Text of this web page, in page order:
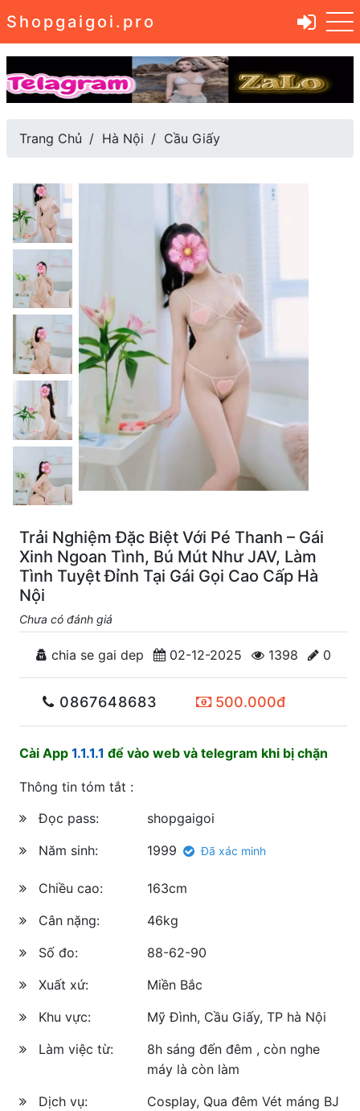
Shopgaigoi.pro
Trang Chủ Hà Nội Cầu Giấy
Trải Nghiệm Đặc Biệt Với Pé Thanh – Gái
Xinh Ngoan Tình, Bú Mút Như JAV, Làm
Tình Tuyệt Đỉnh Tại Gái Gọi Cao Cấp Hà
Nội
Chưa có đánh giá
chia se gai dep 02-12-2025 1398 0
0867648683 500.000đ
Cài App 1.1.1.1 để vào web và telegram khi bị chặn
Thông tin tóm tắt :
Đọc pass:
shopgaigoi
Năm sinh:
1999 Đã xác minh
Chiều cao:
163cm
Cân nặng:
46kg
Số đo:
88-62-90
Xuất xứ:
Miền Bắc
Khu vực:
Mỹ Đình, Cầu Giấy, TP hà Nội
Làm việc từ:
8h sáng đến đêm , còn nghe
máy là còn làm
Dịch vụ:
Cosplay, Qua đêm Vét máng BJ